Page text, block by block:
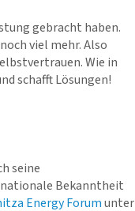
gebracht haben.
viel mehr. Also
Wie in
schafft Lösungen!
seine
Bekanntheit
Energy Forumunter